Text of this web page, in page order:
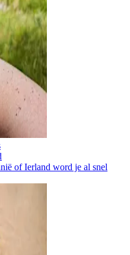
of Ierland word je al snel